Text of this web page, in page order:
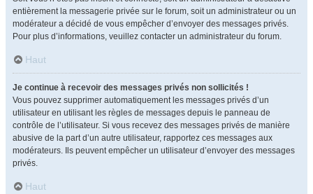
entièrement la messagerie privée sur le forum, soit un administrateur ou un
modérateur a décidé de vous empêcher d’envoyer des messages privés.
Pour plus d’informations, veuillez contacter un administrateur du forum.
Haut
Je continue à recevoir des messages privés non sollicités !
Vous pouvez supprimer automatiquement les messages privés d’un
utilisateur en utilisant les règles de messages depuis le panneau de
contrôle de l’utilisateur. Si vous recevez des messages privés de manière
abusive de la part d’un autre utilisateur, rapportez ces messages aux
modérateurs. Ils peuvent empêcher un utilisateur d’envoyer des messages
privés.
Haut